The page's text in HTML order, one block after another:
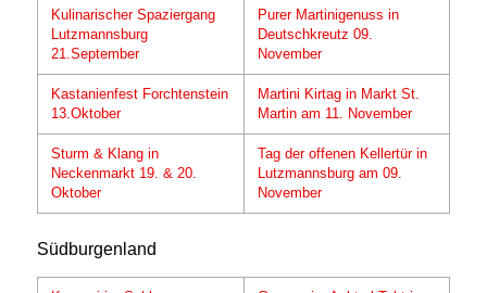
Kulinarischer Spaziergang
Lutzmannsburg
21.September
Purer Martinigenuss in
Deutschkreutz 09.
November
Kastanienfest Forchtenstein
13.Oktober
Martini Kirtag in Markt St.
Martin am 11. November
Sturm & Klang in
Neckenmarkt 19. & 20.
Oktober
Tag der offenen Kellertür in
Lutzmannsburg am 09.
November
Südburgenland